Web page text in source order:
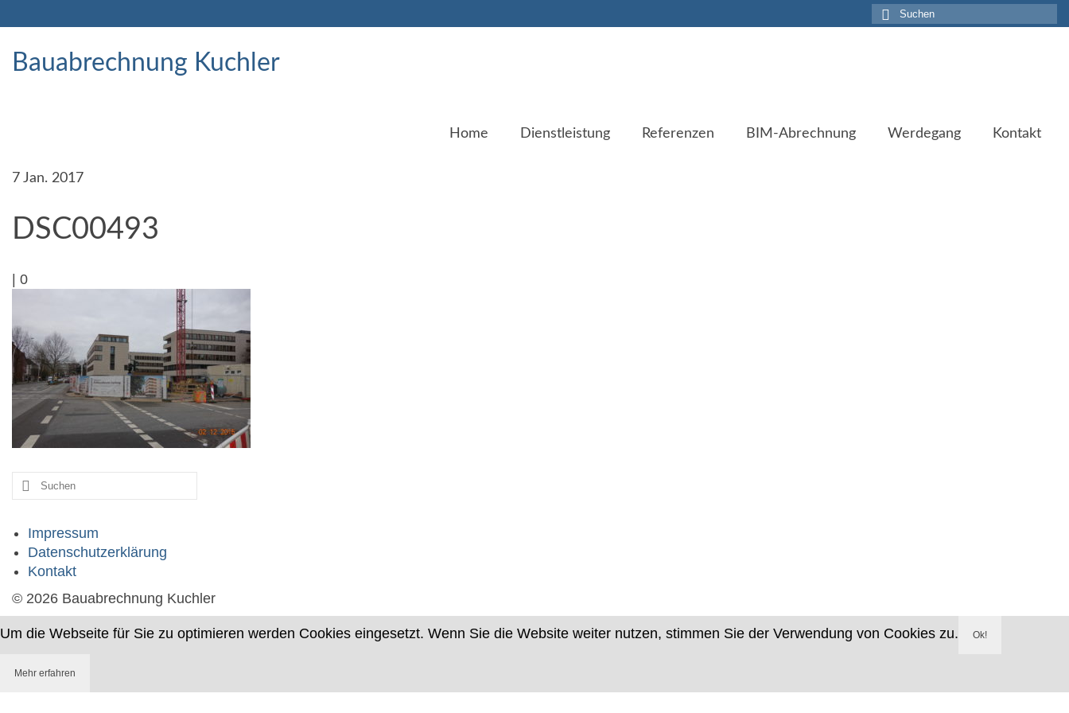
Suche
nach:
Bauabrechnung Kuchler
Home Dienstleistung Referenzen BIM-Abrechnung Werdegang Kontakt
7 Jan. 2017
DSC00493
0
Suche
nach:
Impressum
Datenschutzerklärung
Kontakt
© 2026 Bauabrechnung Kuchler
Um die Webseite für Sie zu optimieren werden Cookies eingesetzt. Wenn Sie die Website weiter nutzen, stimmen Sie der Verwendung von Cookies zu. Ok!
Mehr erfahren